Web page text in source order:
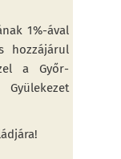
1%-ával
hozzájárul
a Győr-